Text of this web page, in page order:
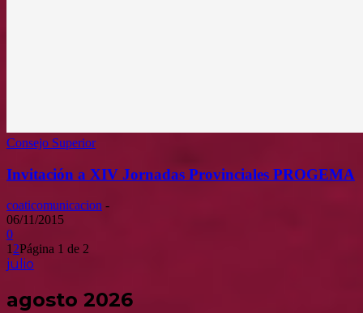
Consejo Superior
Invitación a XIV Jornadas Provinciales PROGEMA
coaticomunicacion -
06/11/2015
0
1 2Página 1 de 2
julio
agosto 2026